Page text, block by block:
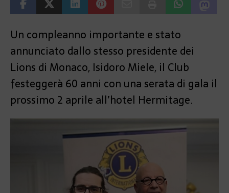
Un compleanno importante e stato
annunciato dallo stesso presidente dei
Lions di Monaco, Isidoro Miele, il Club
festeggerà 60 anni con una serata di gala il
prossimo 2 aprile all’hotel Hermitage.